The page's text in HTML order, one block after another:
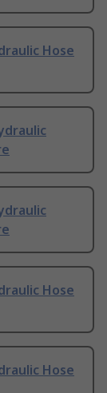
Hose
Hose
Hose